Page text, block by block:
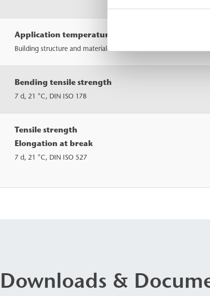
Application temperature
Building structure and material
Bending tensile strength
7 d, 21 °C, DIN ISO 178
Tensile strength
Elongation at break
7 d, 21 °C, DIN ISO 527
Downloads &